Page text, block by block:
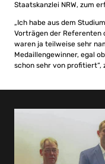
Staatskanzlei NRW, zum
„Ich habe aus dem
Vorträgen der Referenten
waren ja teilweise sehr
Medaillengewinner, egal
schon sehr von profitiert“,